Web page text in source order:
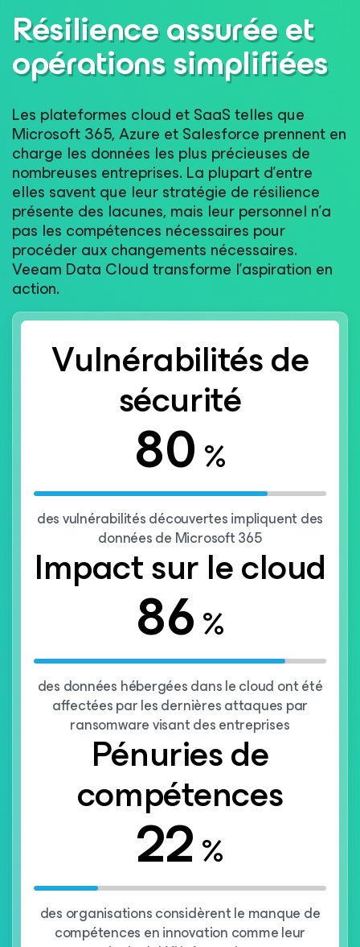
Résilience assurée et
opérations simplifiées
Les plateformes cloud et SaaS telles que
Microsoft 365, Azure et Salesforce prennent en
charge les données les plus précieuses de
nombreuses entreprises. La plupart d’entre
elles savent que leur stratégie de résilience
présente des lacunes, mais leur personnel n’a
pas les compétences nécessaires pour
procéder aux changements nécessaires.
Veeam Data Cloud transforme l’aspiration en
action.
Vulnérabilités de
sécurité
80%
des vulnérabilités découvertes impliquent des
données de Microsoft 365
Impact sur le cloud
86%
des données hébergées dans le cloud ont été
affectées par les dernières attaques par
ransomware visant des entreprises
Pénuries de
compétences
22%
des organisations considèrent le manque de
compétences en innovation comme leur